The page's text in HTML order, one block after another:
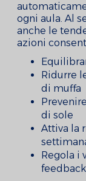
ogni aula. Al
anche le
azioni
Ridurre
di muffa
di sole
Attiva la
Regola i